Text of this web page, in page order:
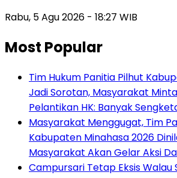
Rabu, 5 Agu 2026 - 18:27 WIB
Most Popular
Tim Hukum Panitia Pilhut
Jadi Sorotan, Masyarakat
Pelantikan HK: Banyak
Masyarakat Menggugat, Tim
Kabupaten Minahasa 2026
Masyarakat Akan Gelar Aksi
Campursari Tetap Eksis Walau